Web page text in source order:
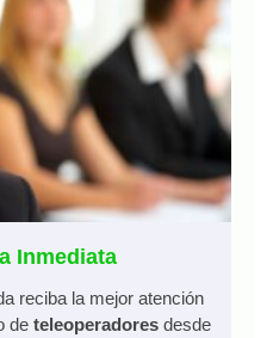
Inmediata
reciba la mejor atención
de teleoperadores desde